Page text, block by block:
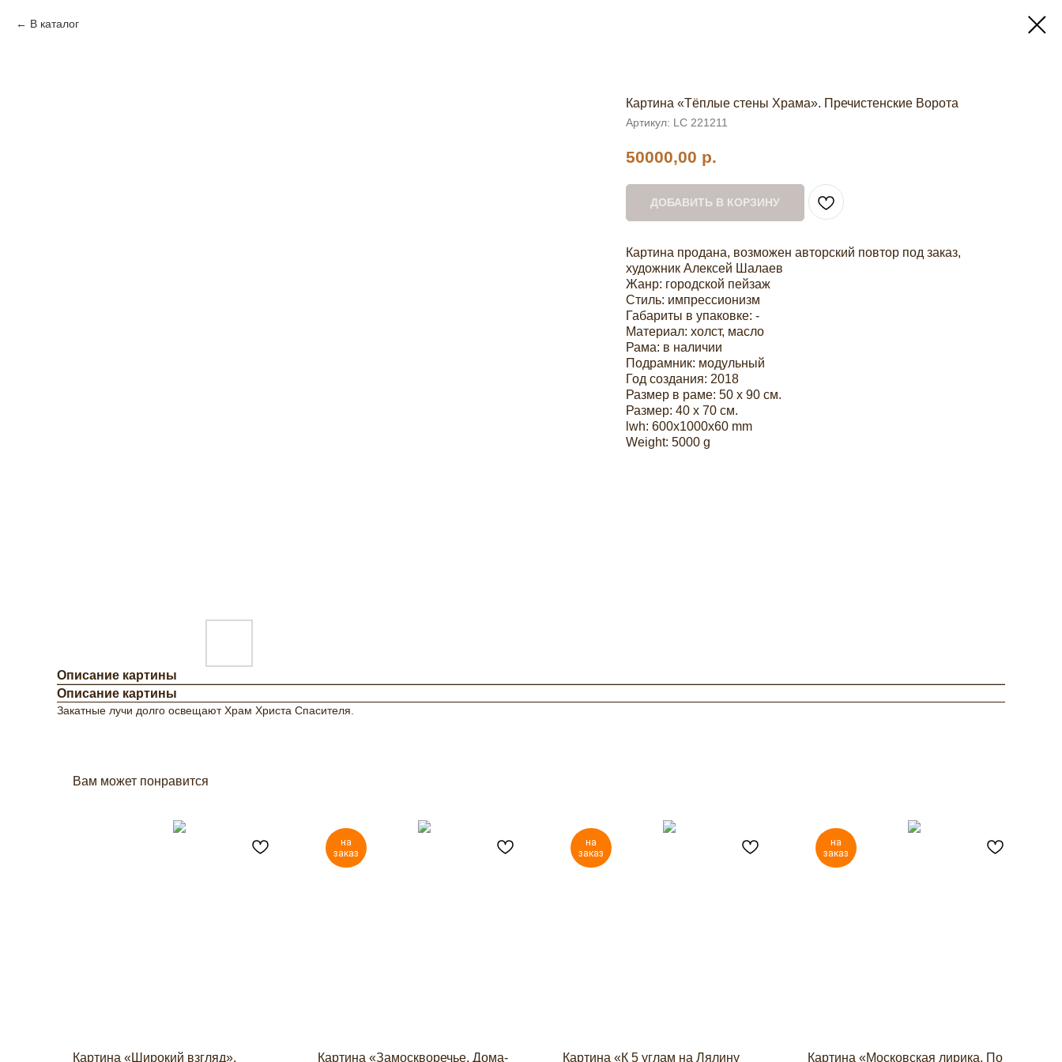
В каталог
Картина «Тёплые стены Храма». Пречистенские Ворота
Артикул: LC 221211
50000,00 р.
ДОБАВИТЬ В КОРЗИНУ
Картина продана, возможен авторский повтор под заказ,
художник Алексей Шалаев
Жанр: городской пейзаж
Стиль: импрессионизм
Габариты в упаковке: -
Материал: холст, масло
Рама: в наличии
Подрамник: модульный
Год создания: 2018
Размер в раме: 50 х 90 см.
Размер: 40 х 70 см.
lwh: 600x1000x60 mm
Weight: 5000 g
Описание картины
Описание картины
Закатные лучи долго освещают Храм Христа Спасителя.
Вам может понравится
Картина «Широкий взгляд»,
на
заказ
Картина «Замоскворечье. Дома-
на
заказ
Картина «К 5 углам на Лялину
на
заказ
Картина «Московская лирика. По